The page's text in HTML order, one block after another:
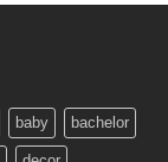
baby bachelor